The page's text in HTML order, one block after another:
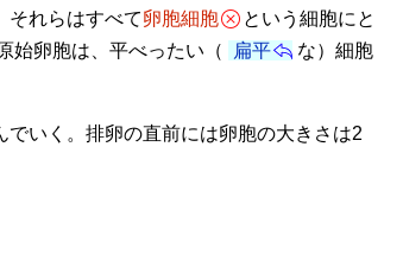
れらはすべて卵胞細胞
という細胞にと
始卵胞は、平べったい（ 扁平
な）細胞
いく。排卵の直前には卵胞の大きさは2